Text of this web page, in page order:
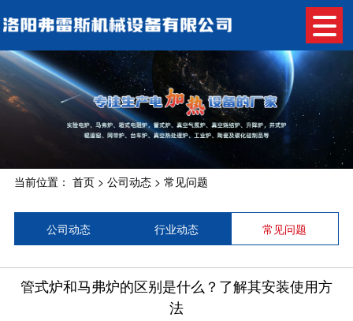
当前位置： 首页> 公司动态> 常见问题
公司动态 行业动态 常见问题
管式炉和马弗炉的区别是什么？了解其安装使用方
法